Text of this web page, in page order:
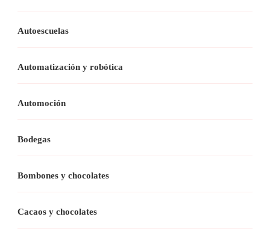
Autoescuelas
Automatización y robótica
Automoción
Bodegas
Bombones y chocolates
Cacaos y chocolates